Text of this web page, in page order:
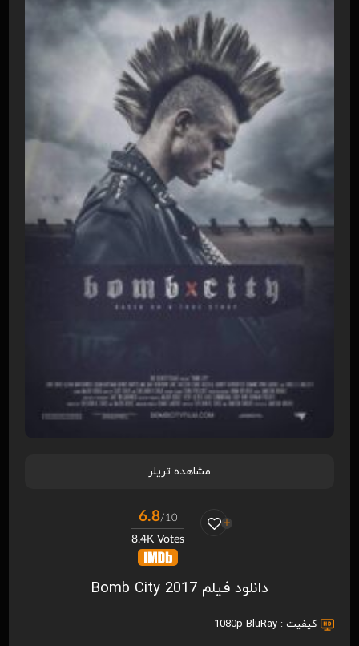
مشاهده تریلر
6.8/10
8.4K Votes
دانلود فیلم Bomb City 2017
کیفیت : 1080p BluRay